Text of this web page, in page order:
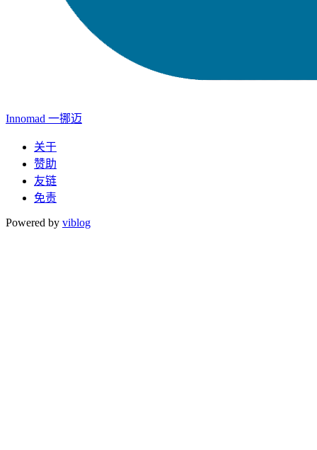
Innomad 一挪迈
关于
赞助
友链
免责
Powered by viblog